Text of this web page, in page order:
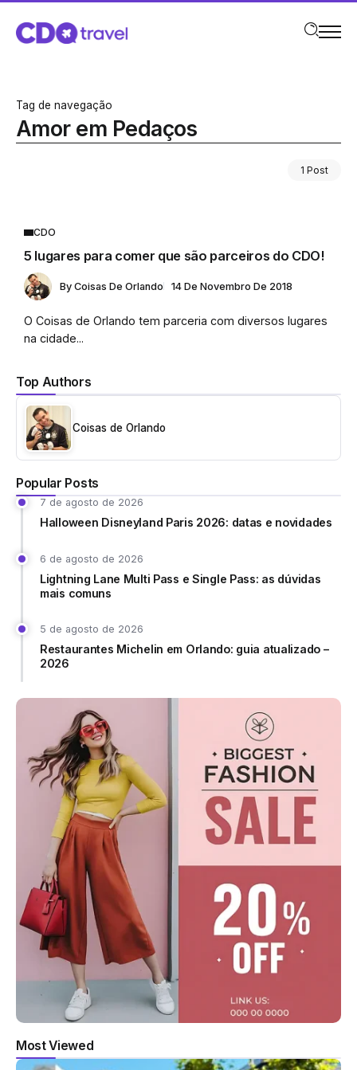
Tag de navegação
Amor em Pedaços
1 Post
Top Authors
Coisas de Orlando
Popular Posts
7 de agosto de 2026
Halloween Disneyland Paris 2026: datas e novidades
6 de agosto de 2026
Lightning Lane Multi Pass e Single Pass: as dúvidas
mais comuns
5 de agosto de 2026
Restaurantes Michelin em Orlando: guia atualizado –
2026
CDO
5 lugares para comer que são parceiros do CDO!
By Coisas De Orlando 14 De Novembro De 2018
O Coisas de Orlando tem parceria com diversos lugares
na cidade...
Most Viewed